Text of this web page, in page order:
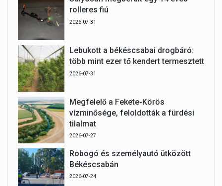
rolleres fiú
2026-07-31
Lebukott a békéscsabai drogbáró:
több mint ezer tő kendert termesztett
2026-07-31
Megfelelő a Fekete-Körös
vízminősége, feloldották a fürdési
tilalmat
2026-07-27
Robogó és személyautó ütközött
Békéscsabán
2026-07-24